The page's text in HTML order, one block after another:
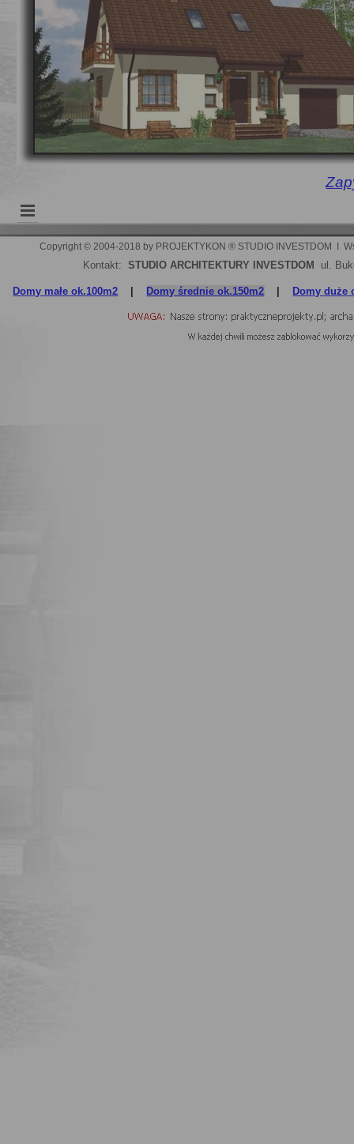
Copyright © 2004-2018 by PROJEKTYKON ® STUDIO INVESTDOM  I
Kontakt: STUDIO ARCHITEKTURY INVESTDOM ul.
Domy małe ok.100m2 Domy średnie ok.150m2 Domy duże